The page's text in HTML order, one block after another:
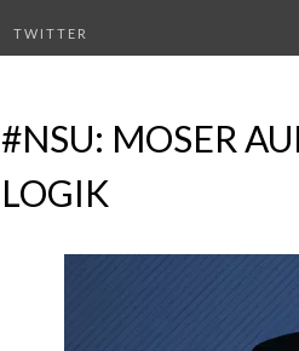
TWITTER
#NSU: MOSER
OGIK